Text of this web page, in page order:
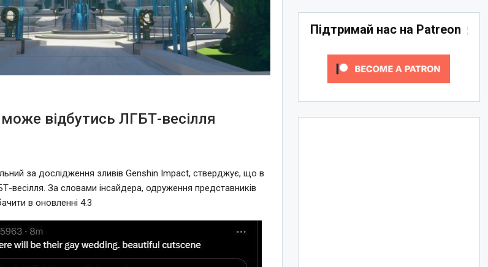
відбутись ЛГБТ-весілля
за дослідження зливів Genshin Impact, стверджує, що в
весілля. За словами інсайдера, одруження представників
в оновленні 4.3
Підтримай нас на Patreon